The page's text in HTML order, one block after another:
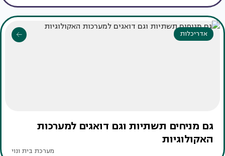
אדריכלות
גם מניחים תשתיות וגם דואגים למערכות
האקולוגיות
מערכת בית ונוי